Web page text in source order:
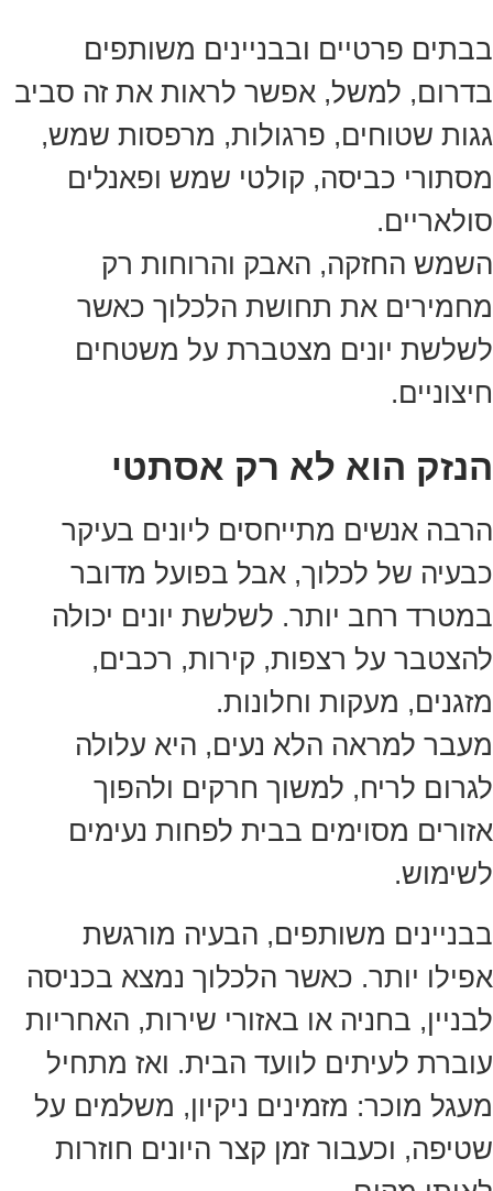
בבתים פרטיים ובבניינים משותפים
בדרום, למשל, אפשר לראות את זה סביב
גגות שטוחים, פרגולות, מרפסות שמש,
מסתורי כביסה, קולטי שמש ופאנלים
סולאריים.
השמש החזקה, האבק והרוחות רק
מחמירים את תחושת הלכלוך כאשר
לשלשת יונים מצטברת על משטחים
חיצוניים.
הנזק הוא לא רק אסתטי
הרבה אנשים מתייחסים ליונים בעיקר
כבעיה של לכלוך, אבל בפועל מדובר
במטרד רחב יותר. לשלשת יונים יכולה
להצטבר על רצפות, קירות, רכבים,
מזגנים, מעקות וחלונות.
מעבר למראה הלא נעים, היא עלולה
לגרום לריח, למשוך חרקים ולהפוך
אזורים מסוימים בבית לפחות נעימים
לשימוש.
בבניינים משותפים, הבעיה מורגשת
אפילו יותר. כאשר הלכלוך נמצא בכניסה
לבניין, בחניה או באזורי שירות, האחריות
עוברת לעיתים לוועד הבית. ואז מתחיל
מעגל מוכר: מזמינים ניקיון, משלמים על
שטיפה, וכעבור זמן קצר היונים חוזרות